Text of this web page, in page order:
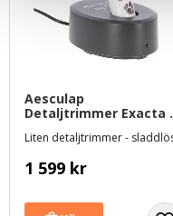
Aesculap
Detaljtrimmer Exacta
Liten detaljtrimmer -
1 599 kr